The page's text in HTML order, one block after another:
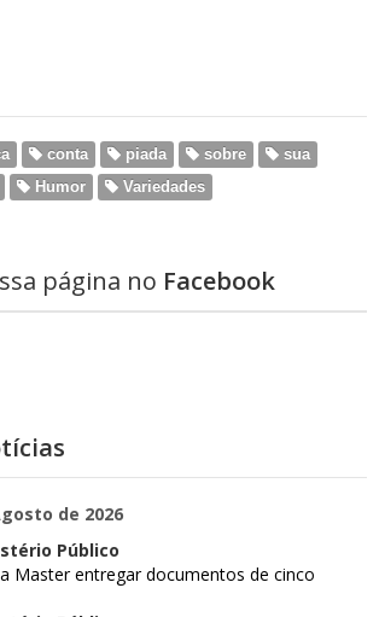
conta piada sobre
sua
Humor Variedades
página no Facebook
de 2026
Público
Master entregar documentos de cinco